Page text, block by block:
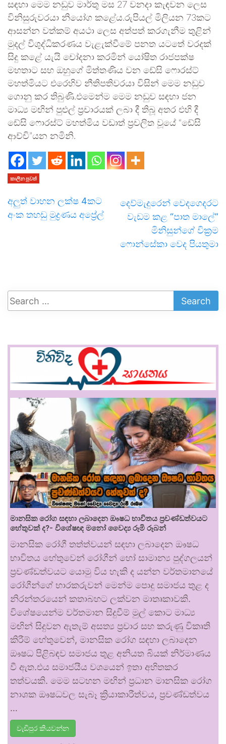
සඳහා මෙම නඩුව මාර්තු මස 27 වනදා කැඳවන ලෙස
විනිසුරුවරයා නියෝග කළේය.රුපියල් මිලියන 73කට
ආසන්න වත්කම් අයථා ලෙස අත්පත් කරගැනීම තුළින්
මුදල් විශුද්ධිකරණය වැළැක්වීමේ පනත යටතේ වරදක්
සිදු කළේ යැයි චෝදනා කරමින් යෝෂිත රාජපක්ෂ
මහතාට සහ ඔහුගේ මිත්තණිය වන ඩේසි ෆොරස්ට්
මහත්මියට එරෙහිව නීතිපතිවරයා විසින් මෙම නඩුව
ගොනු කර තිබුණි.එමෙන්ම මෙම නඩුව සඳහා ජන
මාධ්‍ය මඟින් පුළුල් ප්‍රචාරයක් ලබා දී තිබූ අතර එහි දී
ඩේසි ෆොරස්ට් මහත්මිය වඩාත් ප්‍රචලිත වූයේ “ඩේසි
ආච්චි”යන නමිනි.
කාලීන පුවත්
අලුත් වාහන ලක්ෂ 4කට
අංක තහඩු මුද්‍රණය අප්‍රේල්
දෙව්මැදුරෙන් වෙදගෙදරට
වැඩම කළ “පාත මාලේ”
මිනිසුන්ගේ වික්‍රම
ෆොන්සේකා වෙද පියතුමා
මානසික රෝග සඳහා ලබාදෙන ඖෂධ භාවිතය ප්‍රචණ්ඩත්වයට
හේතුවක් ද?- විශේෂඥ මනෝ වෛද්‍ය රූමි රූබන්
මානසික රෝගී තත්ත්වයන් සඳහා ලබාදෙන ඖෂධ
භාවිතය හේතුවෙන් රෝගීන් හෝ සාමාන්‍ය පුද්ගලයන්
ප්‍රචණ්ඩත්වයට යොමු විය හැකි ද යන්න වර්තමානයේ
රෝගීන්ගේ භාරකරුවන් මෙන්ම පොදු සමාජය තුළ ද
නිරන්තරයෙන් කතාබහට ලක්වන මාතෘකාවකි.
විශේෂයෙන්ම වර්තමාන සිදුවීම් මුල් කොට මාධ්‍ය
මඟින් සිදුවන ඇතැම් අසත්‍ය ප්‍රචාර සහ කරුණු විකෘති
කිරීම් හේතුවෙන්, මානසික රෝග සඳහා ලබාදෙන
ඖෂධ පිළිබඳව සමාජය තුළ අනියත බියක් නිර්මාණය
වී ඇත.එය සමාජයීය වශයෙන් ඉතා අහිතකර
තත්වයකි. මෙම සටහන මඟින් ප්‍රධාන මානසික රෝග
නාශක ඖෂධවල සැබෑ ක්‍රියාකාරීත්වය, ප්‍රචණ්ඩත්වය
…
වැඩිපුර කියවන්න